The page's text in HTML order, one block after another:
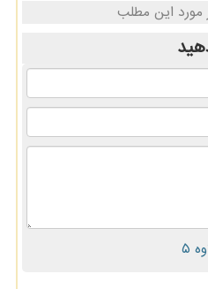
مورد این مطلب